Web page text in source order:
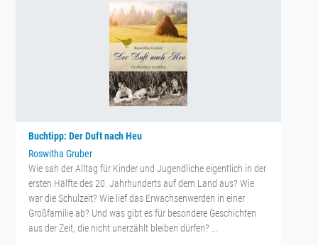
Buchtipp: Der Duft nach Heu
Roswitha Gruber
Wie sah der Alltag für Kinder und Jugendliche eigentlich in der
ersten Hälfte des 20. Jahrhunderts auf dem Land aus? Wie
war die Schulzeit? Wie lief das Erwachsenwerden in einer
Großfamilie ab? Und was gibt es für besondere Geschichten
aus der Zeit, die nicht unerzählt bleiben dürfen? ...